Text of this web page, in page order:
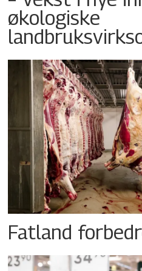
økologiske
Fatland